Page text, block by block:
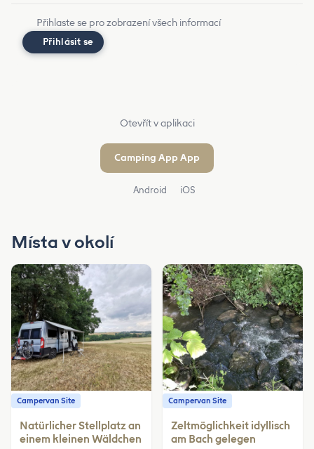
Přihlaste se pro zobrazení všech informací
Přihlásit se
Otevřít v aplikaci
Camping App App
Android iOS
Místa v okolí
Campervan Site
Natürlicher Stellplatz an
einem kleinen Wäldchen
Campervan Site
Zeltmöglichkeit idyllisch
am Bach gelegen